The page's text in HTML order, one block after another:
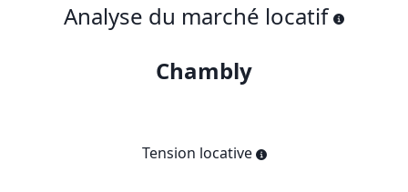
Analyse du marché locatif
Chambly
Tension locative